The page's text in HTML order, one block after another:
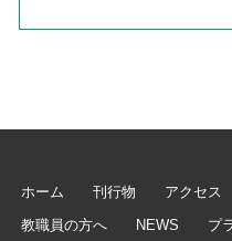
ホーム 刊行物 アクセス
教職員の方へ
NEWS プ